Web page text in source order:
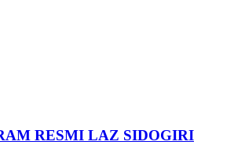
RESMI LAZ SIDOGIRI